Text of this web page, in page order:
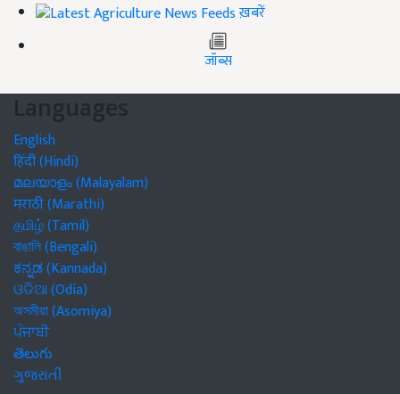
ख़बरें
जॉब्स
Languages
English
हिंदी (Hindi)
മലയാളം (Malayalam)
मराठी (Marathi)
தமிழ் (Tamil)
বাঙালি (Bengali)
ಕನ್ನಡ (Kannada)
ଓଡିଆ (Odia)
অসমীয়া (Asomiya)
ਪੰਜਾਬੀ
తెలుగు
ગુજરાતી